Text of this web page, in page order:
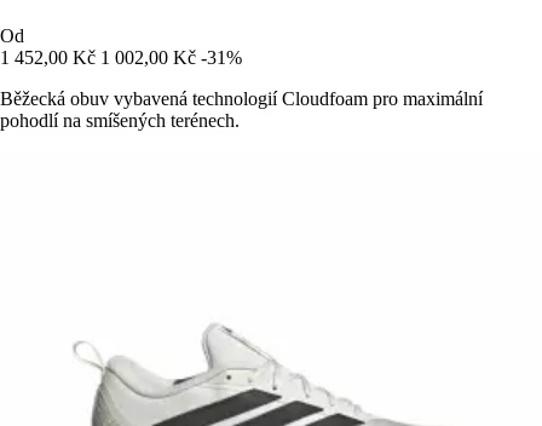
Od
1 452,00 Kč 1 002,00 Kč -31%
Běžecká obuv vybavená technologií Cloudfoam pro maximální
pohodlí na smíšených terénech.